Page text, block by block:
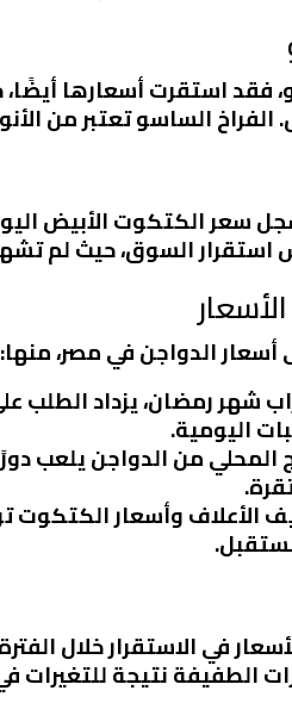
السوق، حيث لم تشهد
الدواجن في مصر، منها:
شهر رمضان، يزداد الطلب
اليومية.
المحلي من الدواجن يلعب
الأعلاف وأسعار الكتكوت
في الاستقرار خلال
الطفيفة نتيجة للتغيرات